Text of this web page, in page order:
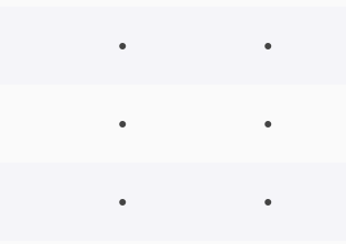
● ●
● ●
● ●